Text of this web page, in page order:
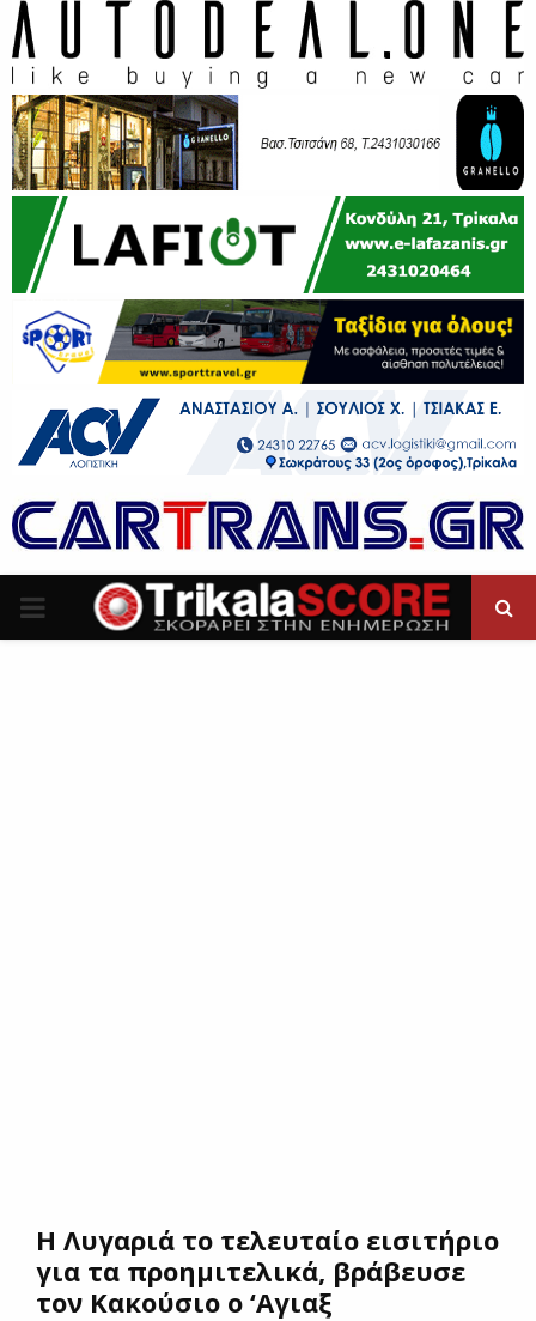
P
UH Λυγαριά το τελευταίο εισιτήριο
για τα προημιτελικά, βράβευσε
τον Κακούσιο ο ‘Αγιαξ